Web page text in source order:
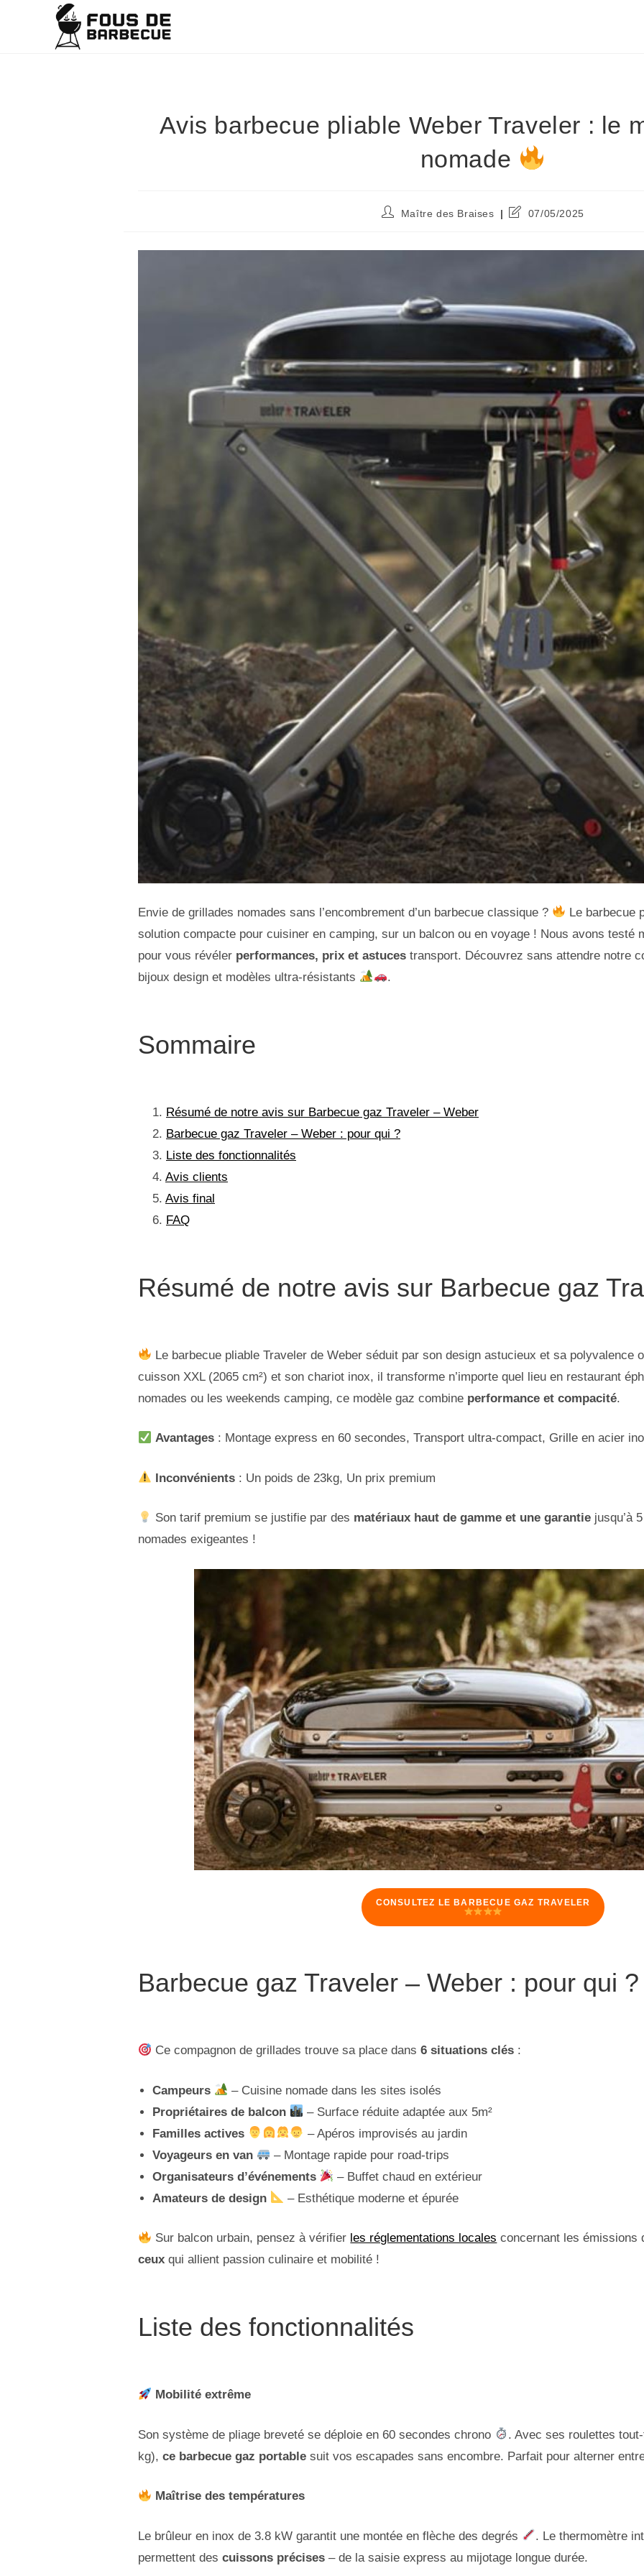
Avis barbecue pliable Weber Traveler : le
nomade
Maître des Braises 07/05/2025
Envie de grillades nomades sans l’encombrement d’un barbecue classique ?
Le barbecue
solution compacte pour cuisiner en camping, sur un balcon ou en voyage ! Nous avons testé
pour vous révéler performances, prix et astuces transport. Découvrez sans attendre notre
bijoux design et modèles ultra-résistants
.
Sommaire
Résumé de notre avis sur Barbecue gaz Traveler – Weber
Barbecue gaz Traveler – Weber : pour qui ?
Liste des fonctionnalités
Avis clients
Avis final
FAQ
Résumé de notre avis sur Barbecue gaz
Le barbecue pliable Traveler de Weber séduit par son design astucieux et sa polyvalence
cuisson XXL (2065 cm²) et son chariot inox, il transforme n’importe quel lieu en restaurant
nomades ou les weekends camping, ce modèle gaz combine performance et compacité.
Avantages : Montage express en 60 secondes, Transport ultra-compact, Grille en acier
Inconvénients : Un poids de 23kg, Un prix premium
Son tarif premium se justifie par des matériaux haut de gamme et une garantie jusqu’à
nomades exigeantes !
CONSULTEZ LE BARBECUE GAZ TRAVELER
Barbecue gaz Traveler – Weber : pour qui ?
Ce compagnon de grillades trouve sa place dans6 situations clés :
Campeurs
– Cuisine nomade dans les sites isolés
Propriétaires de balcon
– Surface réduite adaptée aux 5m²
Familles actives
– Apéros improvisés au jardin
Voyageurs en van
– Montage rapide pour road-trips
Organisateurs d’événements
– Buffet chaud en extérieur
Amateurs de design
– Esthétique moderne et épurée
Sur balcon urbain, pensez à vérifier les réglementations locales concernant les émissions
ceux qui allient passion culinaire et mobilité !
Liste des fonctionnalités
Mobilité extrême
Son système de pliage breveté se déploie en 60 secondes chrono
. Avec ses roulettes
kg), ce barbecue gaz portable suit vos escapades sans encombre. Parfait pour alterner
Maîtrise des températures
Le brûleur en inox de 3.8 kW garantit une montée en flèche des degrés
. Le thermomètre
permettent des cuissons précises – de la saisie express au mijotage longue durée.